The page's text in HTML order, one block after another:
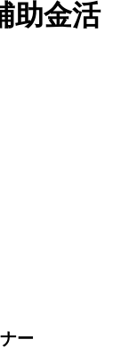
助金活
ー